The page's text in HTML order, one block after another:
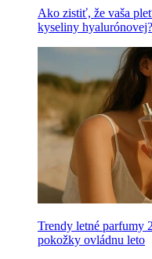
Ako zistiť, že vaša
kyseliny
Trendy letné parfumy
pokožky ovládnu leto